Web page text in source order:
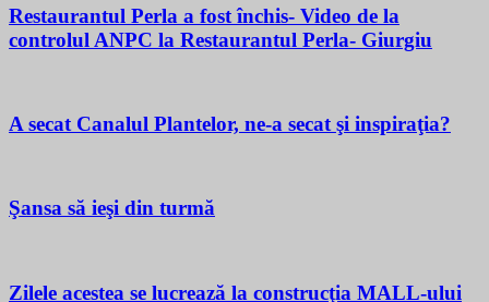
Restaurantul Perla a fost închis- Video de la
controlul ANPC la Restaurantul Perla- Giurgiu
A secat Canalul Plantelor, ne-a secat şi inspiraţia?
Şansa să ieşi din turmă
Zilele acestea se lucrează la construcţia MALL-ului